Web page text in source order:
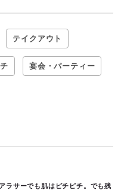
テイクアウト
宴会・パーティー
ラサーでも肌はピチピチ。でも残